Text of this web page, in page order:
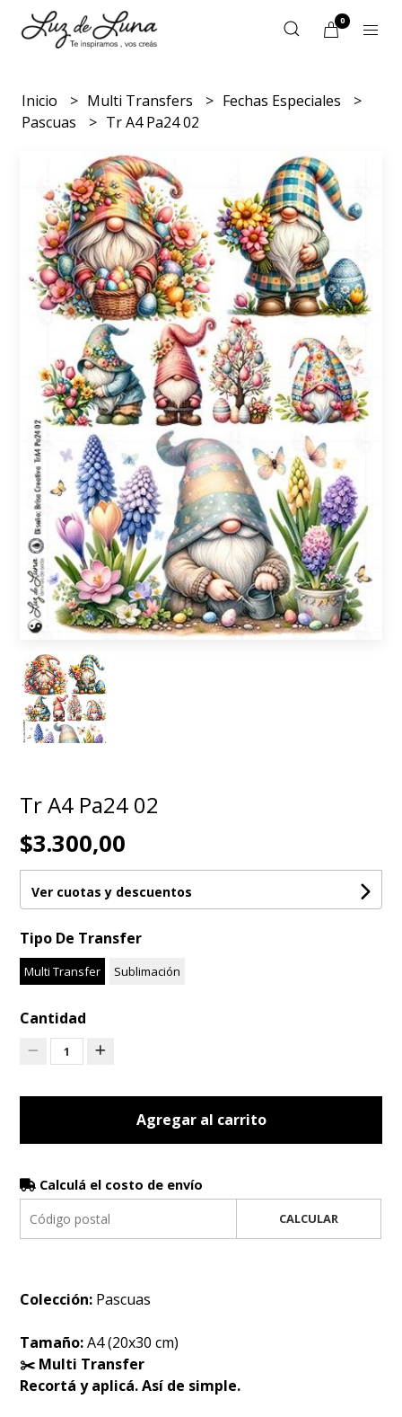
0
Inicio Multi Transfers
Fechas Especiales
Pascuas
Tr A4 Pa24 02
Tr A4 Pa24 02
$3.300,00
Ver cuotas y descuentos
Tipo De Transfer
Multi Transfer Sublimación
Cantidad
1
Agregar al carrito
Calculá el costo de envío
CALCULAR
Colección: Pascuas
Tamaño:A4 (20x30 cm)
✂️ Multi Transfer
Recortá y aplicá. Así de simple.